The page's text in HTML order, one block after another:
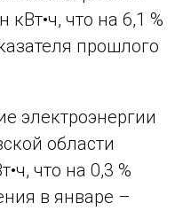
что на 6,1 %
прошлого
электроэнергии
области
что на 0,3 %
в январе –